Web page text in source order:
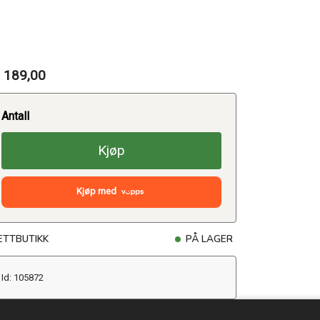
189,00
Antall
Kjøp
Kjøp med
PÅ LAGER
Id: 105872